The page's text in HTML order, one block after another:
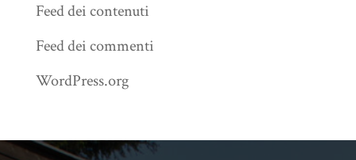
Feed dei contenuti
Feed dei commenti
WordPress.org